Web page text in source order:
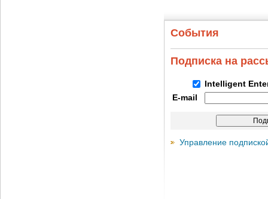
События
Подписка на
Intelligent
E-mail
Управление